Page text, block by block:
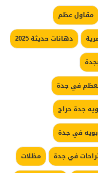
مقاول عظم
دهانات حديثة 2025
في جدة
جدة حراج
في جدة
في جدة
مظلات